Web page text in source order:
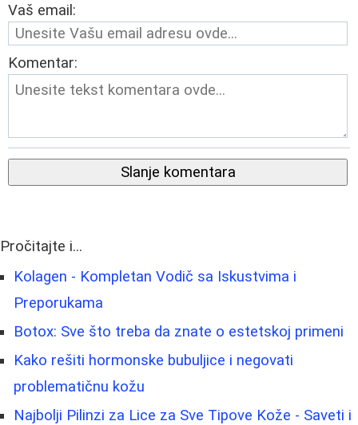
Vaš email:
Komentar:
Slanje komentara
Pročitajte i...
Kolagen - Kompletan Vodič sa Iskustvima i
Preporukama
Botox: Sve što treba da znate o estetskoj primeni
Kako rešiti hormonske bubuljice i negovati
problematičnu kožu
Najbolji Pilinzi za Lice za Sve Tipove Kože - Saveti i